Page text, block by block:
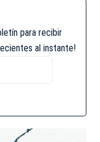
para recibir
al instante!